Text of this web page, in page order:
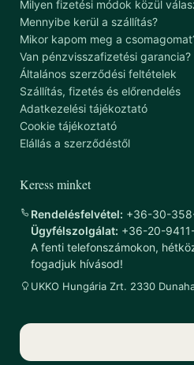
Milyen fizetési módok közül
Mennyibe kerül a szállítás?
Mikor kapom meg a
Van pénzvisszafizetési garancia?
Általános szerződési feltételek
Szállítás, fizetés és előrendelés
Adatkezelési tájékoztató
Cookie tájékoztató
Elállás a szerződéstől
Keress minket
Rendelésfelvétel: +36-30-
Ügyfélszolgálat: +36-20-
A fenti telefonszámokon,
fogadjuk hívásod!
UKKO Hungária Zrt. 2330